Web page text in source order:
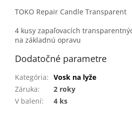
TOKO Repair Candle Transparent
4 kusy zapaľovacích
na základnú opravu
Dodatočné parametre
Kategória: Vosk na lyže
Záruka:
2 roky
V balení: 4 ks